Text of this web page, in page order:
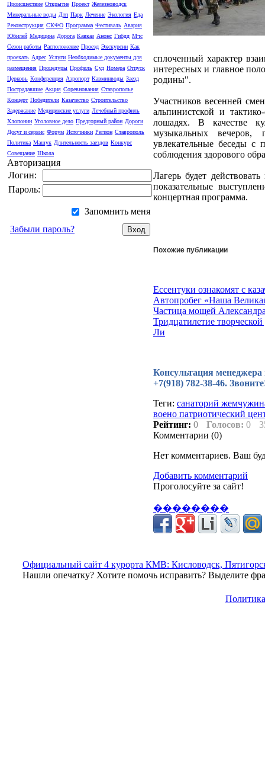
Происшествие Открытие Проект Железноводск
Минеральные воды Дтп Парк Лечение Экология Еда
Реконструкция СКФО Программа Фестиваль Авария
Юбилей Медицина Дорога Кавказ Анонс Гибдд Мчс
Сезон работы Расположение Проезд Экскурсии Как
проехать Адрес Услуги Необходимые документы для
размещения Процедуры Профиль Суд Номера Отпуск
Церковь Конференция Аэропорт Кавминводы Заезд
Пострадавшие Акция Соревнования Ставрополье
Концерт Победители Казачество Строительство
Задержание Медицинские услуги Лечебный профиль
Хлопонин Уголовное дело Предгорный район Дороги
Досуг и сервис Форум Источники Регион Ставрополь
Политика Машук Длительность заездов Конкурс
Совещание Школа
Авторизация
Логин:
Пароль:
Запомнить меня
Забыли пароль?
сплоченный характер
интересных и главное
родины".
Участников весенней
альпинистской и
лошадях. В качестве
музыкальных вечеров,
увлекательные беседы с
соблюдения здорового
Лагерь будет
показательные
концертная программа.
Похожие публикации
Ессентуки ознакомят с
Автопробег «Наша
Частица мощей
Тридцатилетие
Ли
Консультация менеджера
+7(918) 782-38-46.
Теги: санаторий
воено патриотический
Рейтинг: 0 Голосов: 0
Комментарии (0)
Нет комментариев. Ваш
Добавить комментарий
Проголосуйте за сайт!
��������
Официальный сайт 4 курорта КМВ: Кисловодск,
Нашли опечатку? Хотите помочь исправить? Выделите